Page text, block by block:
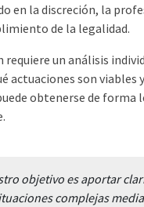
en la discreción, la
de la legalidad.
requiere un análisis
actuaciones son viables
obtenerse de forma
objetivo es aportar
complejas